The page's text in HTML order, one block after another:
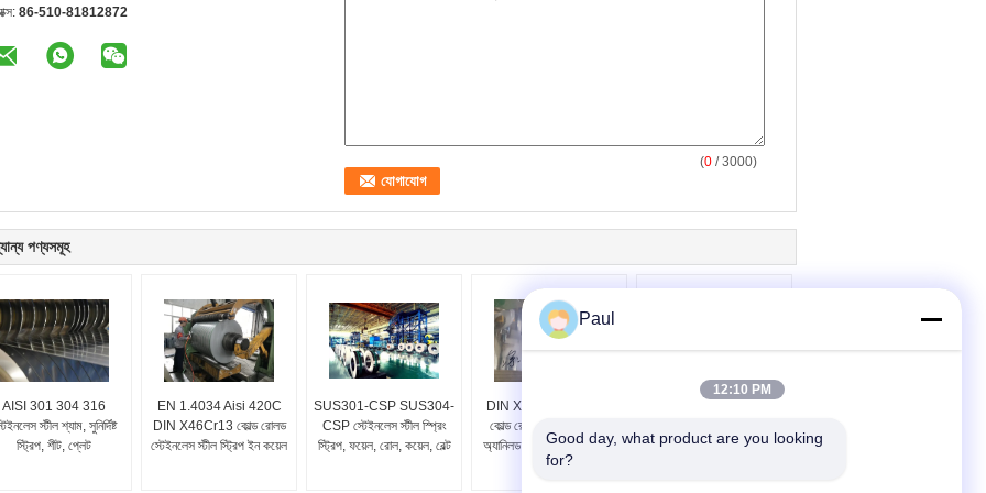
86-510-81812872
(0 / 3000)
পণ্যসমূহ
AISI 301 304 316
স্টীল শ্যাম, সুনির্দিষ্ট
স্ট্রিপ, শীট, প্লেট
EN 1.4034 Aisi 420C
DIN X46Cr13 কোল্ড রোলড
স্টেইনলেস স্টীল স্ট্রিপ ইন কয়েল
SUS301-CSP SUS304-
CSP স্টেইনলেস স্টীল স্প্রিং
স্ট্রিপ, ফয়েল, রোল, কয়েল, বেল্ট
DIN X20CrMo13 স্ট্রিপ
কোল্ড রোলড স্টেইনলেস স্টীল
অ্যানিলড EN 1.4120 কয়েল
স্টেইনলেস স্টীল স্ট্রিপ ইন কয়েল
Paul
12:10 PM
Good day, what product are you looking
for?